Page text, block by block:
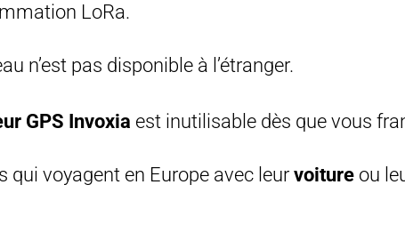
LoRa.
n’est pas disponible à l’étranger.
GPS Invoxia est inutilisable dès que vous
qui voyagent en Europe avec leur voiture ou